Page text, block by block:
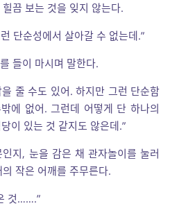
끔 보는 것을 잊지 않는다.
단순성에서 살아갈 수 없는데.”
들이 마시며 말한다.
줄 수도 있어. 하지만 그런 단순함
에 없어. 그런데 어떻게 단 하나의
이 있는 것 같지도 않은데.”
지, 눈을 감은 채 관자놀이를 눌러
작은 어깨를 주무른다.
것…….”